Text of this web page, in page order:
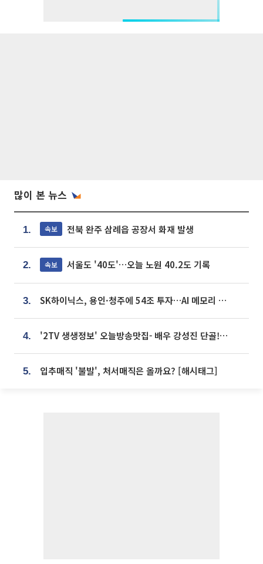
많이 본 뉴스
1. 속보 전북 완주 삼례읍 공장서 화재 발생
2. 속보 서울도 '40도'…오늘 노원 40.2도 기록
3. SK하이닉스, 용인·청주에 54조 투자…AI 메모리 생산기지 키운다
4. '2TV 생생정보' 오늘방송맛집- 배우 강성진 단골! 쌀국수ㆍ푸팟퐁 커리 맛집 '블○○○'
5. 입추매직 '불발', 처서매직은 올까요? [해시태그]